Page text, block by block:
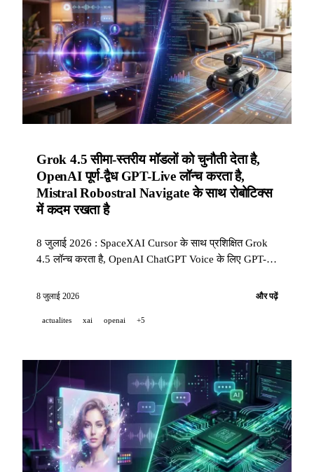
Grok 4.5 सीमा-स्तरीय मॉडलों को चुनौती देता है,
OpenAI पूर्ण-द्वैध GPT-Live लॉन्च करता है,
Mistral Robostral Navigate के साथ रोबोटिक्स
में कदम रखता है
8 जुलाई 2026 : SpaceXAI Cursor के साथ प्रशिक्षित Grok
4.5 लॉन्च करता है, OpenAI ChatGPT Voice के लिए GPT-
करता है, जो उसका पहला रोबोटिक नेविगेशन मॉडल है (R2R-CE
8 जुलाई 2026 और पढ़ें
actualites xai openai +5